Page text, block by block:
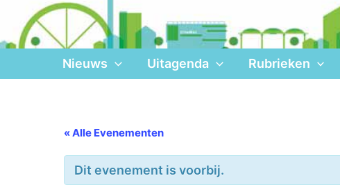
Nieuws Uitagenda Rubrieken
« Alle Evenementen
Dit evenement is voorbij.